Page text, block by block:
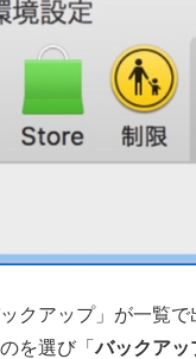
ックアップ」が一覧
を選び「バックアッ